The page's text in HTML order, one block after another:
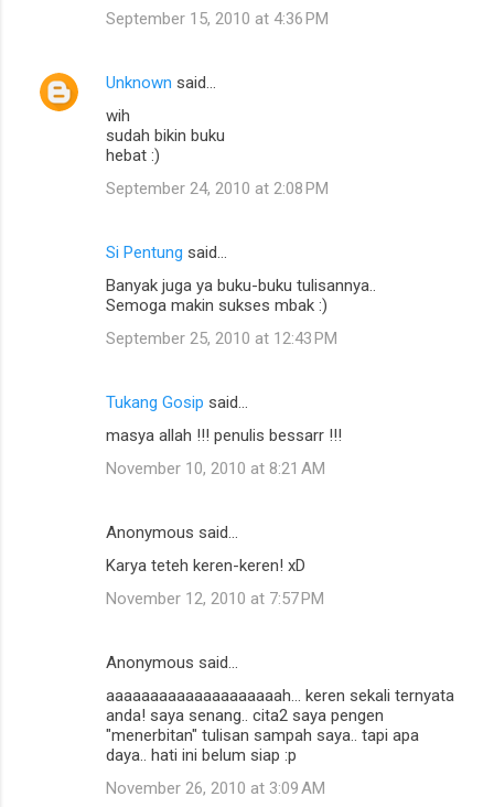
September 15, 2010 at 4:36 PM
Unknown said…
wih
sudah bikin buku
hebat :)
September 24, 2010 at 2:08 PM
Si Pentung said…
Banyak juga ya buku-buku tulisannya..
Semoga makin sukses mbak :)
September 25, 2010 at 12:43 PM
Tukang Gosip said…
masya allah !!! penulis bessarr !!!
November 10, 2010 at 8:21 AM
Anonymous said…
Karya teteh keren-keren! xD
November 12, 2010 at 7:57 PM
Anonymous said…
aaaaaaaaaaaaaaaaaaaah... keren sekali ternyata
anda! saya senang.. cita2 saya pengen
"menerbitan" tulisan sampah saya.. tapi apa
daya.. hati ini belum siap :p
November 26, 2010 at 3:09 AM